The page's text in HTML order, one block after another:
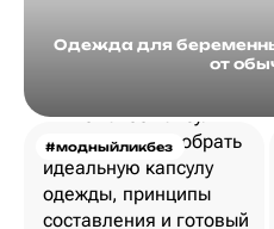
Одежда для
от
#модныйликбез